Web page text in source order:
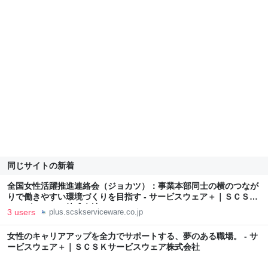
同じサイトの新着
全国女性活躍推進連絡会（ジョカツ）：事業本部同士の横のつなが
りで働きやすい環境づくりを目指す - サービスウェア＋｜ＳＣＳＫ
サービスウェア株式会社
3 users plus.scskserviceware.co.jp
女性のキャリアアップを全力でサポートする、夢のある職場。 - サ
ービスウェア＋｜ＳＣＳＫサービスウェア株式会社